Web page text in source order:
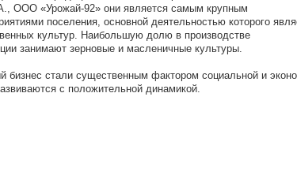
ООО «Урожай-92» они является самым крупным
поселения, основной деятельностью которого
культур. Наибольшую долю в производстве
занимают зерновые и масленичные культуры.
бизнес стали существенным фактором социальной и
с положительной динамикой.